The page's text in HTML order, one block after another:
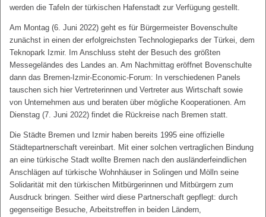
werden die Tafeln der türkischen Hafenstadt zur Verfügung gestellt.
Am Montag (6. Juni 2022) geht es für Bürgermeister Bovenschulte
zunächst in einen der erfolgreichsten Technologieparks der Türkei, dem
Teknopark Izmir. Im Anschluss steht der Besuch des größten
Messegeländes des Landes an. Am Nachmittag eröffnet Bovenschulte
dann das Bremen-Izmir-Economic-Forum: In verschiedenen Panels
tauschen sich hier Vertreterinnen und Vertreter aus Wirtschaft sowie
von Unternehmen aus und beraten über mögliche Kooperationen. Am
Dienstag (7. Juni 2022) findet die Rückreise nach Bremen statt.
Die Städte Bremen und Izmir haben bereits 1995 eine offizielle
Städtepartnerschaft vereinbart. Mit einer solchen vertraglichen Bindung
an eine türkische Stadt wollte Bremen nach den ausländerfeindlichen
Anschlägen auf türkische Wohnhäuser in Solingen und Mölln seine
Solidarität mit den türkischen Mitbürgerinnen und Mitbürgern zum
Ausdruck bringen. Seither wird diese Partnerschaft gepflegt: durch
gegenseitige Besuche, Arbeitstreffen in beiden Ländern,